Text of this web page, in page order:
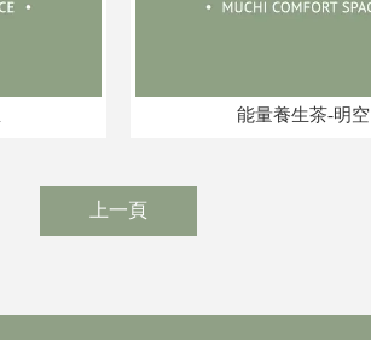
能量養生茶-明空
上一頁